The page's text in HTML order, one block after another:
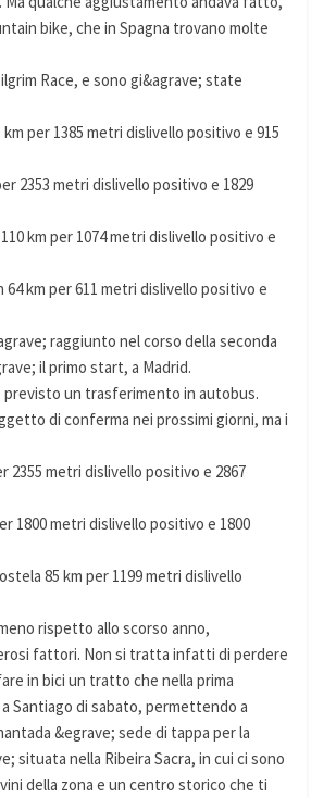
bike, che in Spagna trovano molte
Race, e sono gi&agrave; state
per 1385 metri dislivello positivo e 915
2353 metri dislivello positivo e 1829
km per 1074 metri dislivello positivo e
km per 611 metri dislivello positivo e
raggiunto nel corso della seconda
il primo start, a Madrid.
previsto un trasferimento in autobus.
di conferma nei prossimi giorni, ma i
2355 metri dislivello positivo e 2867
1800 metri dislivello positivo e 1800
85 km per 1199 metri dislivello
rispetto allo scorso anno,
fattori. Non si tratta infatti di perdere
in bici un tratto che nella prima
Santiago di sabato, permettendo a
&egrave; sede di tappa per la
situata nella Ribeira Sacra, in cui ci sono
della zona e un centro storico che ti